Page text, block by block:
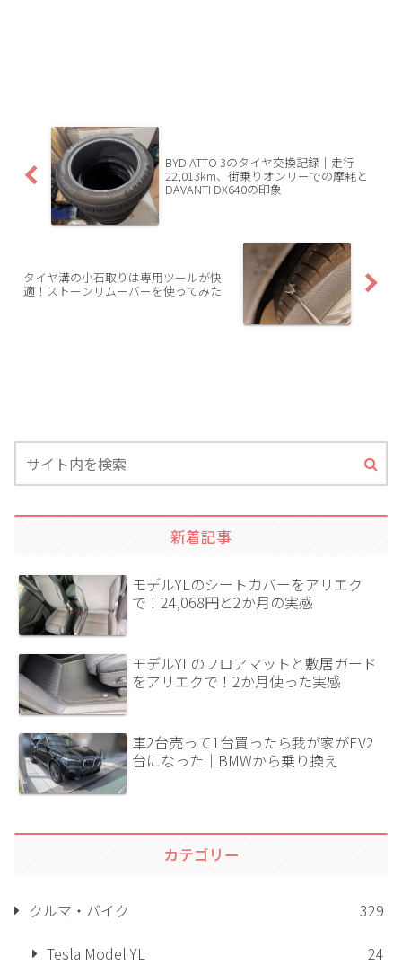
BYD ATTO 3のタイヤ交換記録｜走行
22,013km、街乗りオンリーでの摩耗と
DAVANTI DX640の印象
タイヤ溝の小石取りは専用ツールが快
適！ストーンリムーバーを使ってみた
新着記事
モデルYLのシートカバーをアリエク
で！24,068円と2か月の実感
モデルYLのフロアマットと敷居ガード
をアリエクで！2か月使った実感
車2台売って1台買ったら我が家がEV2
台になった｜BMWから乗り換え
カテゴリー
クルマ・バイク
329
Tesla Model YL
24